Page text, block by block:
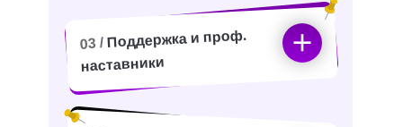
03 / Поддержка и проф.
наставники